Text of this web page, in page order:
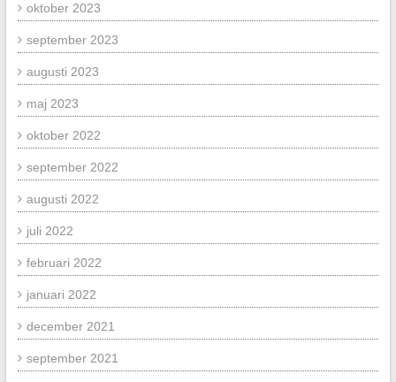
oktober 2023
september 2023
augusti 2023
maj 2023
oktober 2022
september 2022
augusti 2022
juli 2022
februari 2022
januari 2022
december 2021
september 2021